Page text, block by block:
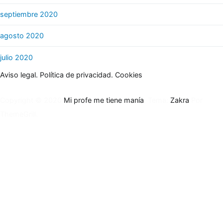
septiembre 2020
agosto 2020
julio 2020
Aviso legal. Política de privacidad. Cookies
Mi profe me tiene manía Zakra